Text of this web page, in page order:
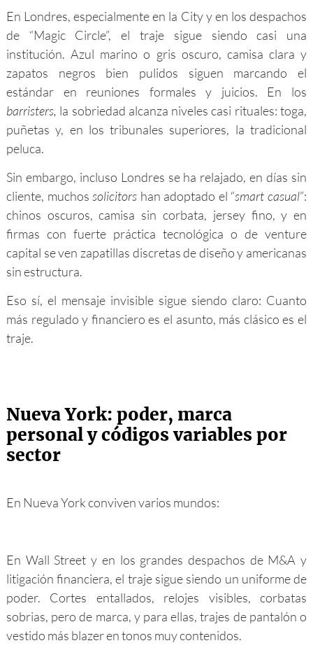
En Londres, especialmente en la City y en los despachos
de “Magic Circle”, el traje sigue siendo casi una
institución. Azul marino o gris oscuro, camisa clara y
zapatos negros bien pulidos siguen marcando el
estándar en reuniones formales y juicios. En los
barristers, la sobriedad alcanza niveles casi rituales: toga,
puñetas y, en los tribunales superiores, la tradicional
peluca.
Sin embargo, incluso Londres se ha relajado, en días sin
cliente, muchossolicitors han adoptado el “smart casual”:
chinos oscuros, camisa sin corbata, jersey fino, y en
firmas con fuerte práctica tecnológica o de venture
capital se ven zapatillas discretas de diseño y americanas
sin estructura.
Eso sí, el mensaje invisible sigue siendo claro: Cuanto
más regulado y financiero es el asunto, más clásico es el
traje.
Nueva York: poder, marca
personal y códigos variables por
sector
En Nueva York conviven varios mundos:
En Wall Street y en los grandes despachos de M&A y
litigación financiera, el traje sigue siendo un uniforme de
poder. Cortes entallados, relojes visibles, corbatas
sobrias, pero de marca, y para ellas, trajes de pantalón o
vestido más blazer en tonos muy contenidos.